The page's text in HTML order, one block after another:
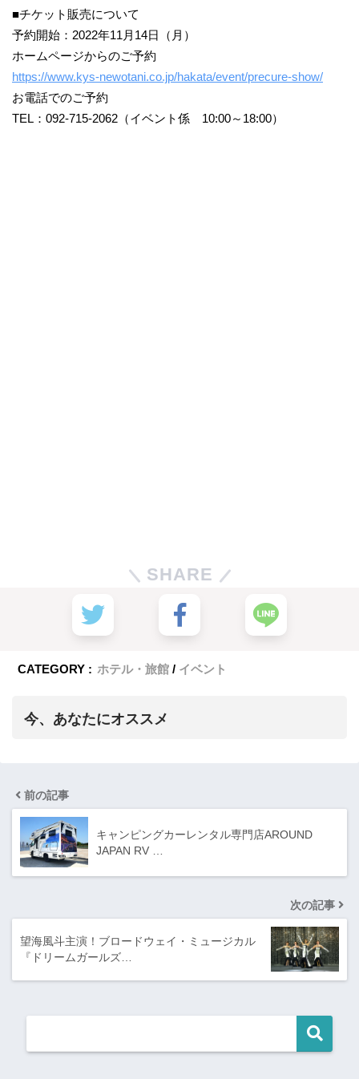
■チケット販売について
予約開始：2022年11月14日（月）
ホームページからのご予約
https://www.kys-newotani.co.jp/hakata/event/precure-show/
お電話でのご予約
TEL：092-715-2062（イベント係 10:00～18:00）
SHARE
CATEGORY : ホテル・旅館 イベント
今、あなたにオススメ
前の記事
キャンピングカーレンタル専門店AROUND
JAPAN RV …
次の記事
望海風斗主演！ブロードウェイ・ミュージカル
『ドリームガールズ…